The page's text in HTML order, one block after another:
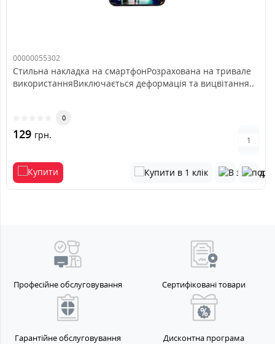
00000055302
Стильна накладка на смартфонРозрахована на тривале
використанняВиключається деформація та вицвітання..
0
129 грн.
Професійне обслуговування Сертифіковані товари
Гарантійне обслуговування Дисконтна програма